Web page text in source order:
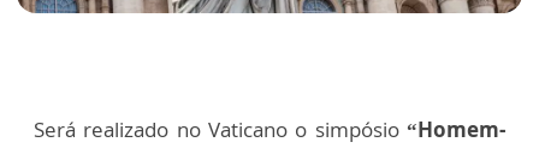
Será realizado no Vaticano o simpósio “Homem-